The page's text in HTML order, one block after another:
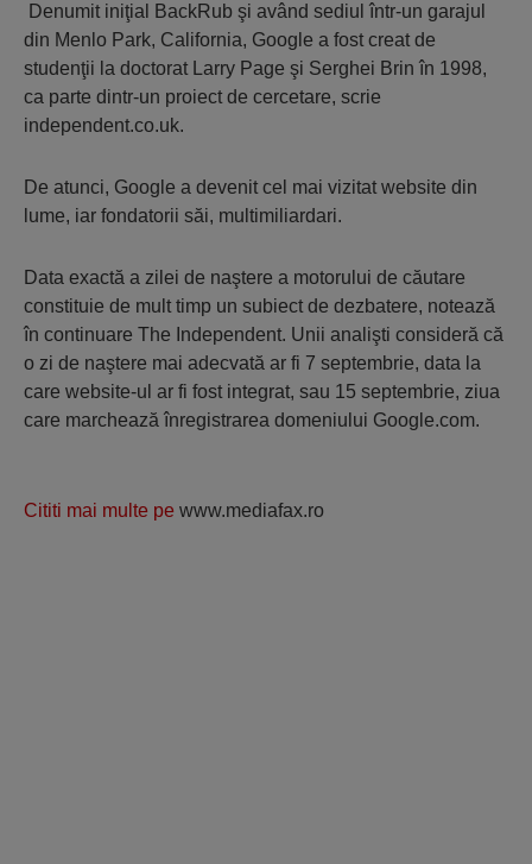
Denumit iniţial BackRub şi având sediul într-un garajul
din Menlo Park, California, Google a fost creat de
studenţii la doctorat Larry Page şi Serghei Brin în 1998,
ca parte dintr-un proiect de cercetare, scrie
independent.co.uk.
De atunci, Google a devenit cel mai vizitat website din
lume, iar fondatorii săi, multimiliardari.
Data exactă a zilei de naştere a motorului de căutare
constituie de mult timp un subiect de dezbatere, notează
în continuare The Independent. Unii analişti consideră că
o zi de naştere mai adecvată ar fi 7 septembrie, data la
care website-ul ar fi fost integrat, sau 15 septembrie, ziua
care marchează înregistrarea domeniului Google.com.
Cititi mai multe pe www.mediafax.ro